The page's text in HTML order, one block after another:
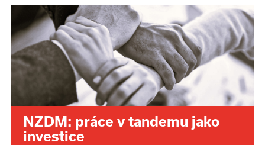
NZDM: práce v tandemu jako
investice